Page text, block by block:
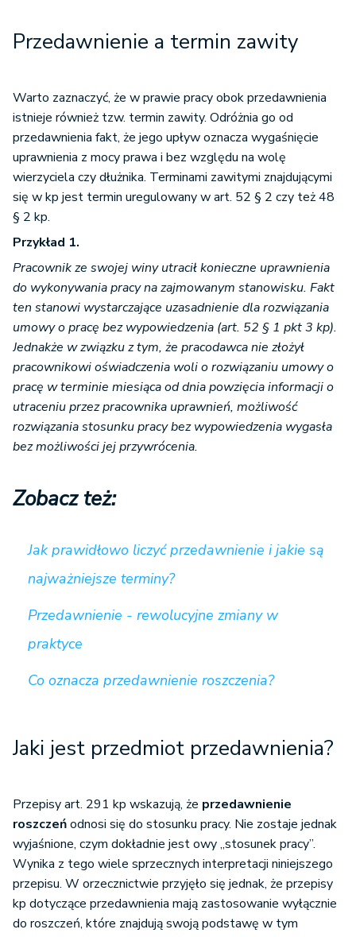
Przedawnienie a termin zawity
Warto zaznaczyć, że w prawie pracy obok przedawnienia
istnieje również tzw. termin zawity. Odróżnia go od
przedawnienia fakt, że jego upływ oznacza wygaśnięcie
uprawnienia z mocy prawa i bez względu na wolę
wierzyciela czy dłużnika. Terminami zawitymi znajdującymi
się w kp jest termin uregulowany w art. 52 § 2 czy też 48
§ 2 kp.
Przykład 1.
Pracownik ze swojej winy utracił konieczne uprawnienia
do wykonywania pracy na zajmowanym stanowisku. Fakt
ten stanowi wystarczające uzasadnienie dla rozwiązania
umowy o pracę bez wypowiedzenia (art. 52 § 1 pkt 3 kp).
Jednakże w związku z tym, że pracodawca nie złożył
pracownikowi oświadczenia woli o rozwiązaniu umowy o
pracę w terminie miesiąca od dnia powzięcia informacji o
utraceniu przez pracownika uprawnień, możliwość
rozwiązania stosunku pracy bez wypowiedzenia wygasła
bez możliwości jej przywrócenia.
Zobacz też:
Jak prawidłowo liczyć przedawnienie i jakie są
najważniejsze terminy?
Przedawnienie - rewolucyjne zmiany w
praktyce
Co oznacza przedawnienie roszczenia?
Jaki jest przedmiot przedawnienia?
Przepisy art. 291 kp wskazują, że przedawnienie
roszczeńodnosi się do stosunku pracy. Nie zostaje jednak
wyjaśnione, czym dokładnie jest owy „stosunek pracy”.
Wynika z tego wiele sprzecznych interpretacji niniejszego
przepisu. W orzecznictwie przyjęło się jednak, że przepisy
kp dotyczące przedawnienia mają zastosowanie wyłącznie
do roszczeń, które znajdują swoją podstawę w tym